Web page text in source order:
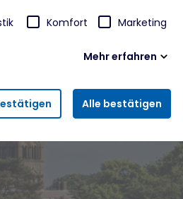
Komfort Marketing
Mehr erfahren
Gewährleistung von
verwendet, die für den
benötigt werden. Darunter fällt
wir Ihnen bei einem erneuten
Nutzung unserer Dienste
Alle bestätigen